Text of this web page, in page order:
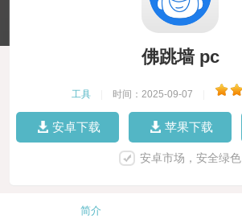
佛跳墙 pc
工具 时间：2025-09-07
安卓下载 苹果下载
安卓市场，安全绿色
简介